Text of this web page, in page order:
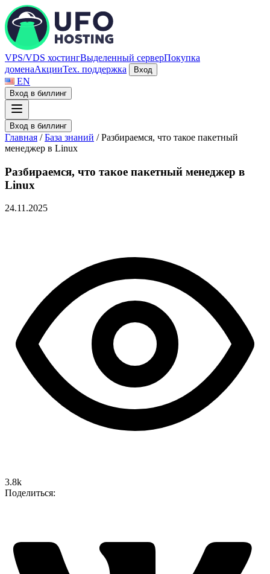
VPS/VDS хостингВыделенный серверПокупка
доменаАкцииТех. поддержка Вход
EN
Вход в биллинг
Вход в биллинг
Главная / База знаний / Разбираемся, что такое пакетный
менеджер в Linux
Разбираемся, что такое пакетный менеджер в
Linux
24.11.2025
3.8k
Поделиться: